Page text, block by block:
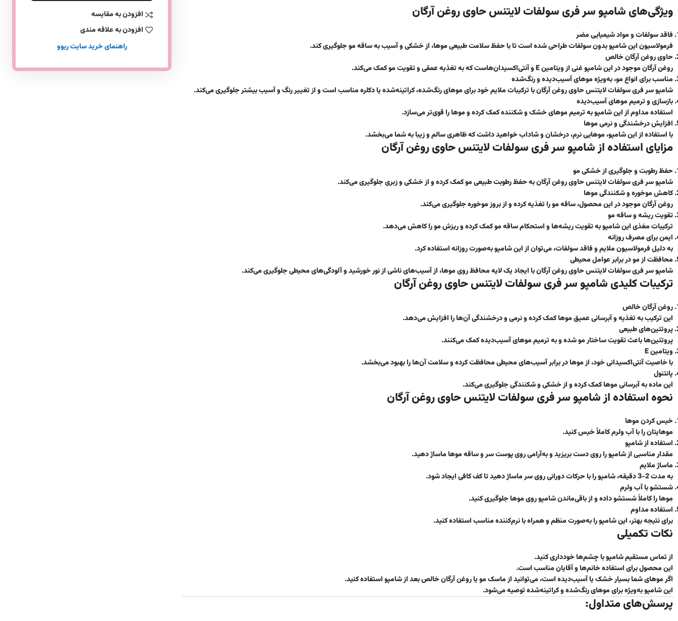
ویژگی‌های شامپو سر فری سولفات لایتنس حاوی روغن آرگان
فاقد سولفات و مواد شیمیایی مضر
فرمولاسیون این شامپو بدون سولفات طراحی شده است تا با حفظ سلامت طبیعی موها، از خشکی و آسیب به ساقه مو جلوگیری کند.
حاوی روغن آرگان خالص
روغن آرگان موجود در این شامپو غنی از ویتامین E و آنتی‌اکسیدان‌هاست که به تغذیه عمقی و تقویت مو کمک می‌کند.
مناسب برای انواع مو، به‌ویژه موهای آسیب‌دیده و رنگ‌شده
شامپو سر فری سولفات لایتنس حاوی روغن آرگان با ترکیبات ملایم خود برای موهای رنگ‌شده، کراتینه‌شده یا دکلره مناسب است و از تغییر رنگ و آسیب بیشتر جلوگیری می‌کند.
بازسازی و ترمیم موهای آسیب‌دیده
استفاده مداوم از این شامپو به ترمیم موهای خشک و شکننده کمک کرده و موها را قوی‌تر می‌سازد.
افزایش درخشندگی و نرمی موها
با استفاده از این شامپو، موهایی نرم، درخشان و شاداب خواهید داشت که ظاهری سالم و زیبا به شما می‌بخشد.
مزایای استفاده از شامپو سر فری سولفات لایتنس حاوی روغن آرگان
حفظ رطوبت و جلوگیری از خشکی مو
شامپو سر فری سولفات لایتنس حاوی روغن آرگان به حفظ رطوبت طبیعی مو کمک کرده و از خشکی و زبری جلوگیری می‌کند.
کاهش موخوره و شکنندگی موها
روغن آرگان موجود در این محصول، ساقه مو را تغذیه کرده و از بروز موخوره جلوگیری می‌کند.
تقویت ریشه و ساقه مو
ترکیبات مغذی این شامپو به تقویت ریشه‌ها و استحکام ساقه مو کمک کرده و ریزش مو را کاهش می‌دهد.
ایمن برای مصرف روزانه
به دلیل فرمولاسیون ملایم و فاقد سولفات، می‌توان از این شامپو به‌صورت روزانه استفاده کرد.
محافظت از مو در برابر عوامل محیطی
شامپو سر فری سولفات لایتنس حاوی روغن آرگان با ایجاد یک لایه محافظ روی موها، از آسیب‌های ناشی از نور خورشید و آلودگی‌های محیطی جلوگیری می‌کند.
ترکیبات کلیدی شامپو سر فری سولفات لایتنس حاوی روغن آرگان
روغن آرگان خالص
این ترکیب به تغذیه و آبرسانی عمیق موها کمک کرده و نرمی و درخشندگی آن‌ها را افزایش می‌دهد.
پروتئین‌های طبیعی
پروتئین‌ها باعث تقویت ساختار مو شده و به ترمیم موهای آسیب‌دیده کمک می‌کنند.
ویتامین E
با خاصیت آنتی‌اکسیدانی خود، از موها در برابر آسیب‌های محیطی محافظت کرده و سلامت آن‌ها را بهبود می‌بخشد.
پانتنول
این ماده به آبرسانی موها کمک کرده و از خشکی و شکنندگی جلوگیری می‌کند.
نحوه استفاده از شامپو سر فری سولفات لایتنس حاوی روغن آرگان
خیس کردن موها
موهایتان را با آب ولرم کاملاً خیس کنید.
استفاده از شامپو
مقدار مناسبی از شامپو را روی دست بریزید و به‌آرامی روی پوست سر و ساقه موها ماساژ دهید.
ماساژ ملایم
به مدت 2-3 دقیقه، شامپو را با حرکات دورانی روی سر ماساژ دهید تا کف کافی ایجاد شود.
شستشو با آب ولرم
موها را کاملاً شستشو داده و از باقی‌ماندن شامپو روی موها جلوگیری کنید.
استفاده مداوم
برای نتیجه بهتر، این شامپو را به‌صورت منظم و همراه با نرم‌کننده مناسب استفاده کنید.
نکات تکمیلی
از تماس مستقیم شامپو با چشم‌ها خودداری کنید.
این محصول برای استفاده خانم‌ها و آقایان مناسب است.
اگر موهای شما بسیار خشک یا آسیب‌دیده است، می‌توانید از ماسک مو یا روغن آرگان خالص بعد از شامپو استفاده کنید.
این شامپو به‌ویژه برای موهای رنگ‌شده و کراتینه‌شده توصیه می‌شود.
پرسش‌های متداول:
افزودن به مقایسه
افزودن به علاقه مندی
راهنمای خرید سایت ریوو